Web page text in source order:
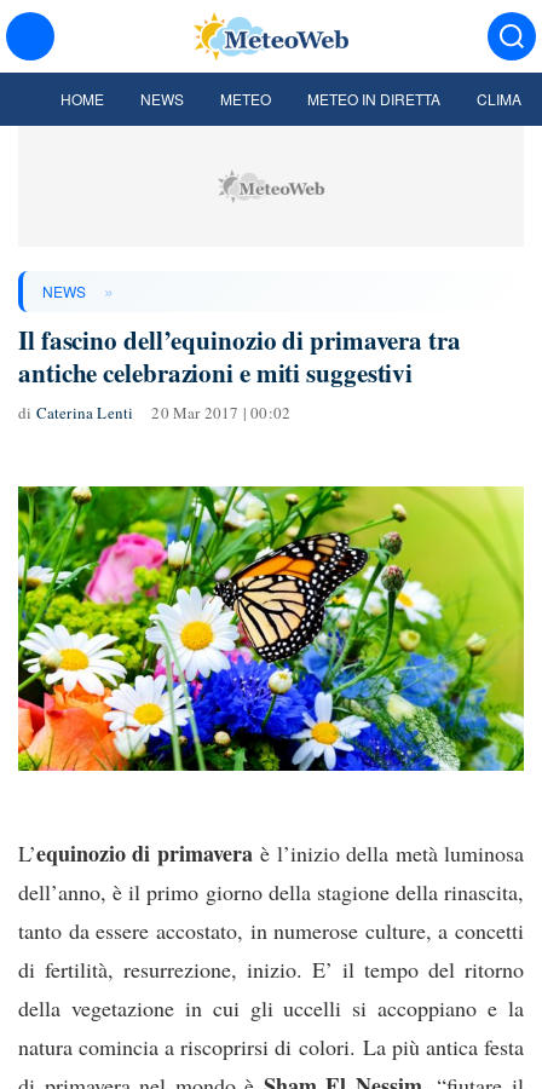
HOME NEWS METEO METEO IN DIRETTA CLIMA
NEWS »
Il fascino dell’equinozio di primavera tra
antiche celebrazioni e miti suggestivi
di Caterina Lenti 20 Mar 2017 | 00:02
L’equinozio di primaveraè l’inizio della metà luminosa
dell’anno, è il primo giorno della stagione della rinascita,
tanto da essere accostato, in numerose culture, a concetti
di fertilità, resurrezione, inizio. E’ il tempo del ritorno
della vegetazione in cui gli uccelli si accoppiano e la
natura comincia a riscoprirsi di colori. La più antica festa